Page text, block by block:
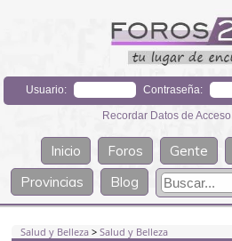
Usuario: Contraseña:
Recordar Datos de Acceso
Inicio Foros Gente
Provincias
Blog
Salud y Belleza >Salud y Belleza